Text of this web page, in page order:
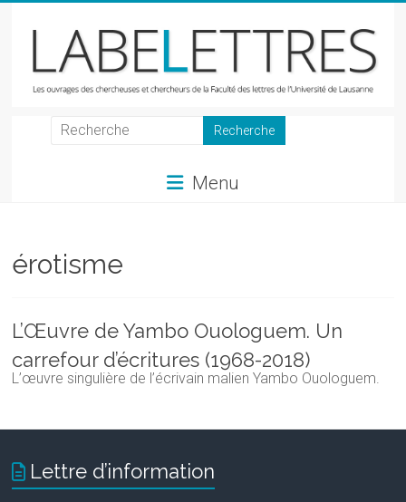
LabeLettres
et
chercheurs
Faculté
des
lettres
Menu
érotisme
L’Œuvre de Yambo Ouologuem. Un
carrefour d’écritures (1968-2018)
L’œuvre singulière de l’écrivain malien Yambo Ouologuem.
Lettre d’information